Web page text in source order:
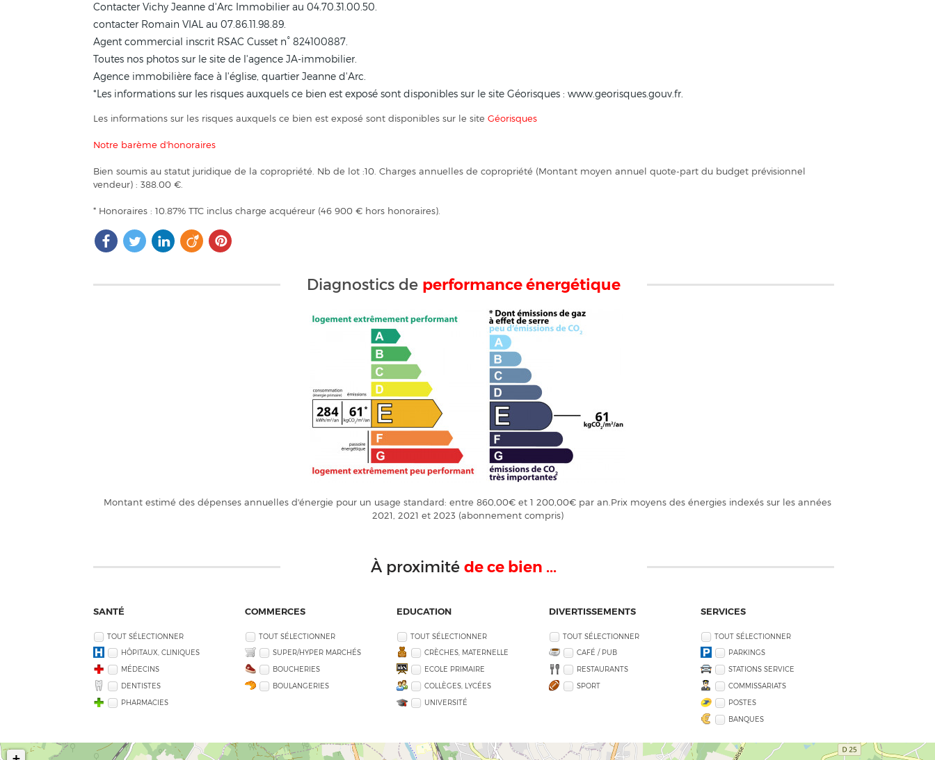
Contacter Vichy Jeanne d'Arc Immobilier au 04.70.31.00.50.
contacter Romain VIAL au 07.86.11.98.89.
Agent commercial inscrit RSAC Cusset n° 824100887.
Toutes nos photos sur le site de l'agence JA-immobilier.
Agence immobilière face à l'église, quartier Jeanne d'Arc.
*Les informations sur les risques auxquels ce bien est exposé sont disponibles sur le site Géorisques : www.georisques.gouv.fr.
Les informations sur les risques auxquels ce bien est exposé sont disponibles sur le siteGéorisques
Notre barème d'honoraires
Bien soumis au statut juridique de la copropriété. Nb de lot :10. Charges annuelles de copropriété (Montant moyen annuel quote-part du budget prévisionnel
vendeur) : 388.00 €.
* Honoraires : 10.87% TTC inclus charge acquéreur (46 900 € hors honoraires).
Diagnostics de performance énergétique
Montant estimé des dépenses annuelles d'énergie pour un usage standard: entre 860,00€ et 1 200,00€ par an.Prix moyens des énergies indexés sur les années
2021, 2021 et 2023 (abonnement compris)
À proximitéde ce bien ...
SANTÉ
TOUT SÉLECTIONNER
HÔPITAUX, CLINIQUES
MÉDECINS
DENTISTES
PHARMACIES
COMMERCES
TOUT SÉLECTIONNER
SUPER/HYPER MARCHÉS
BOUCHERIES
BOULANGERIES
EDUCATION
TOUT SÉLECTIONNER
CRÈCHES, MATERNELLE
ECOLE PRIMAIRE
COLLÈGES, LYCÉES
UNIVERSITÉ
DIVERTISSEMENTS
TOUT SÉLECTIONNER
CAFÉ / PUB
RESTAURANTS
SPORT
SERVICES
TOUT SÉLECTIONNER
PARKINGS
STATIONS SERVICE
COMMISSARIATS
POSTES
BANQUES